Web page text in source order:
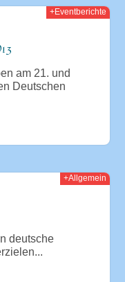
+Eventberichte
am 21. und
Deutschen
+Allgemein
deutsche